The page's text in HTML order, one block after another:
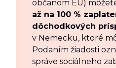
občanom EÚ)
až na 100 %
dôchodkových
v Nemecku, ktoré
Podaním žiadosti
správe sociálneho